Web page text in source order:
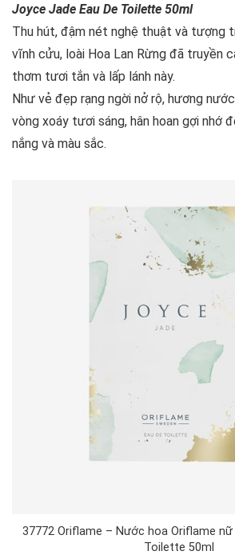
Joyce Jade Eau De Toilette 50ml
Thu hút, đậm nét nghệ thuật và tượng
vĩnh cửu, loài Hoa Lan Rừng đã truyền
thơm tươi tắn và lấp lánh này.
Như vẻ đẹp rạng ngời nở rộ, hương
vòng xoáy tươi sáng, hân hoan gợi nhớ
nắng và màu sắc.
37772 Oriflame – Nước hoa Oriflame nữ
Toilette 50ml